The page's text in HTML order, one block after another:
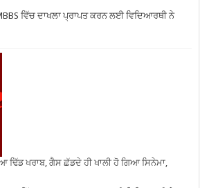
ਵਿੱਚ ਦਾਖਲਾ ਪ੍ਰਾਪਤ ਕਰਨ ਲਈ ਵਿਦਿਆਰਥੀ ਨੇ
ਢਿੱਡ ਖਰਾਬ, ਗੈਸ ਛੱਡਦੇ ਹੀ ਖਾਲੀ ਹੋ ਗਿਆ ਸਿਨੇਮਾ,